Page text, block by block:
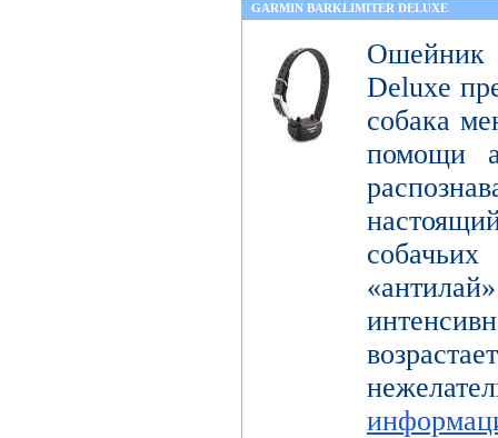
GARMIN BARKLIMITER DELUXE
Deluxe
собака
помощи